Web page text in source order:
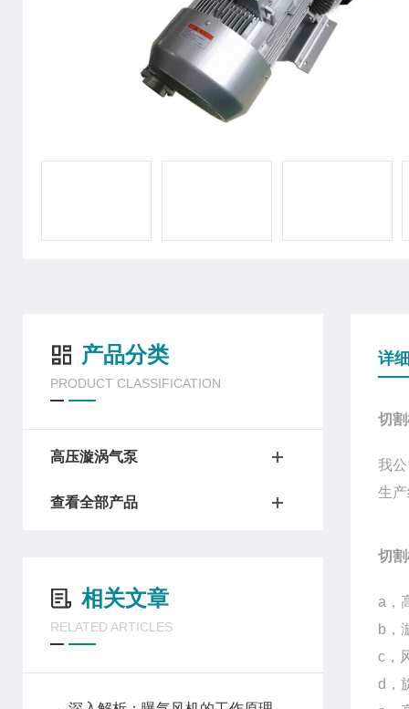
产品分类
PRODUCT CLASSIFICATION
高压漩涡气泵
查看全部产品
相关文章
RELATED ARTICLES
详
切
我
生
切
a，
b，
c，
d，